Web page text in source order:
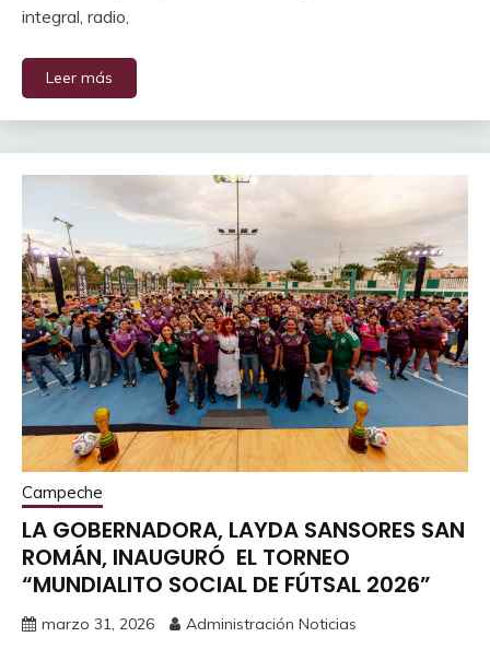
integral, radio,
Leer más
Campeche
LA GOBERNADORA, LAYDA SANSORES SAN
ROMÁN, INAUGURÓ EL TORNEO
“MUNDIALITO SOCIAL DE FÚTSAL 2026”
marzo 31, 2026 Administración Noticias